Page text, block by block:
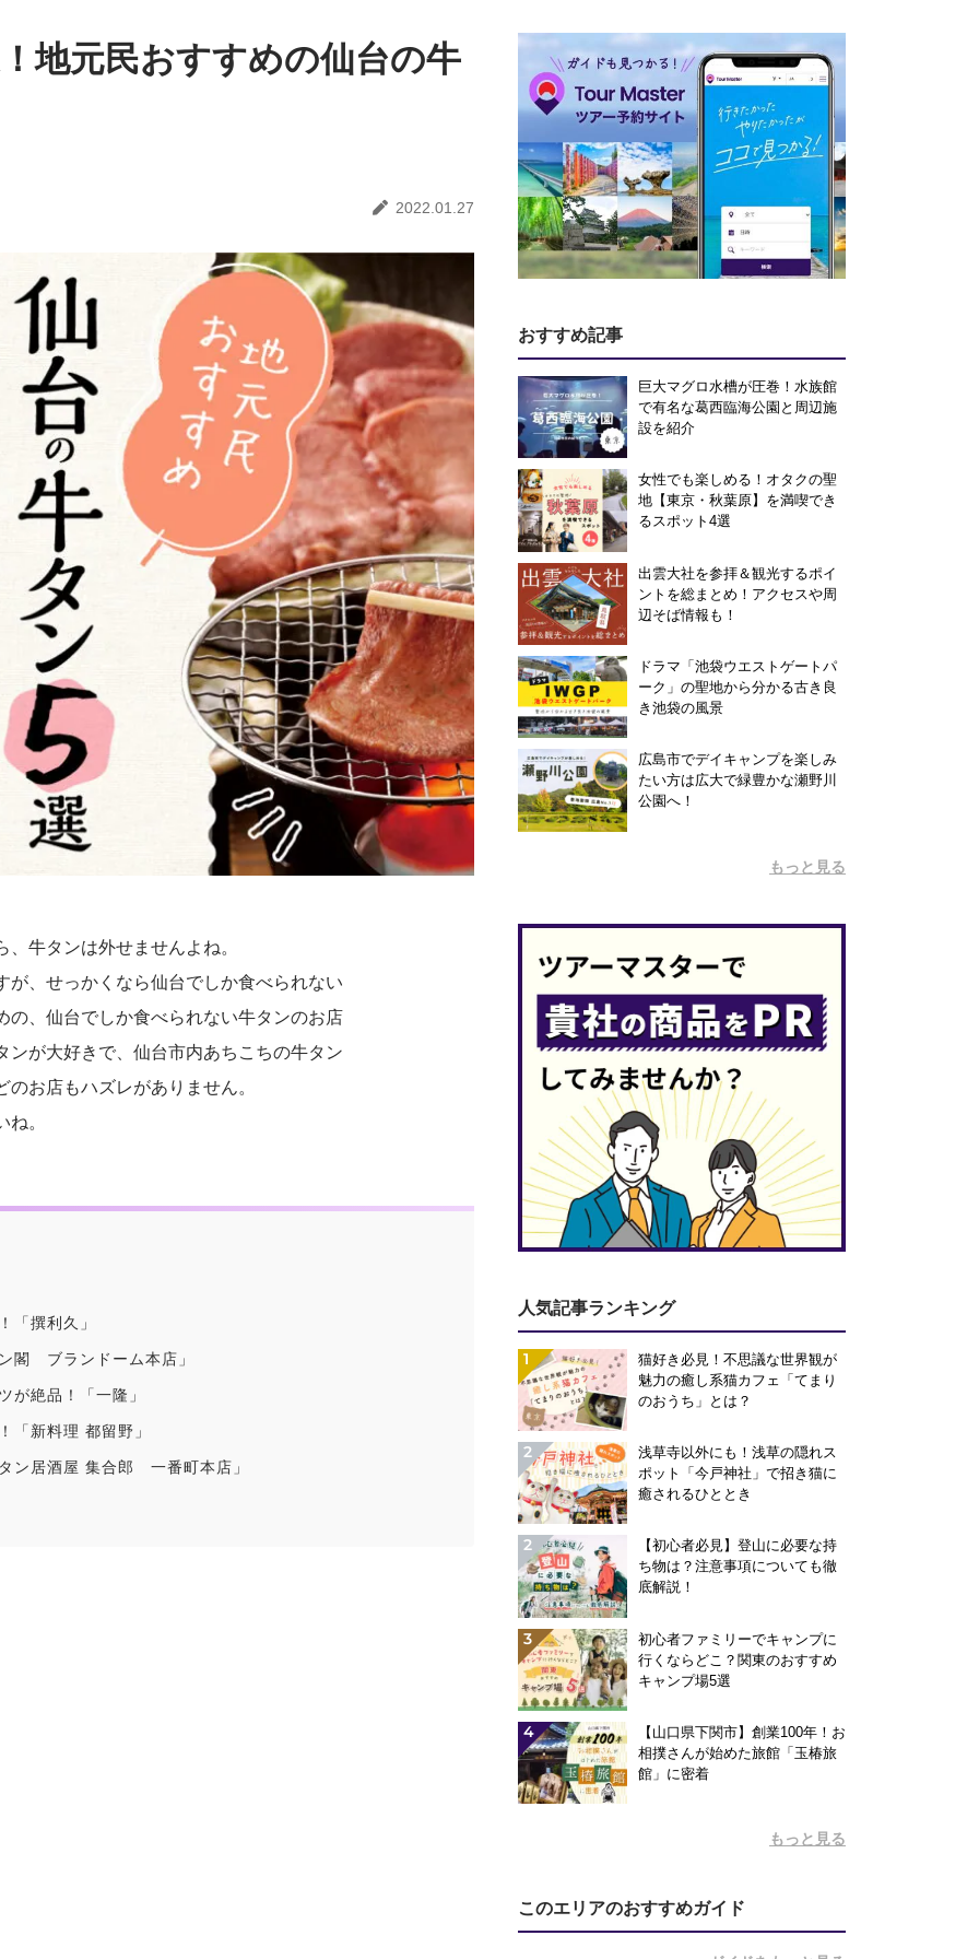
地元民おすすめの仙台の牛
2022.01.27
牛タンは外せませんよね。
、せっかくなら仙台でしか食べられない
の、仙台でしか食べられない牛タンのお店
が大好きで、仙台市内あちこちの牛タン
お店もハズレがありません。
。
「撰利久」
閣 ブランドーム本店」
が絶品！「一隆」
「新料理 都留野」
ン居酒屋 集合郎 一番町本店」
おすすめ記事
巨大マグロ水槽が圧巻！水族館
で有名な葛西臨海公園と周辺施
設を紹介
女性でも楽しめる！オタクの聖
地【東京・秋葉原】を満喫でき
るスポット4選
出雲大社を参拝＆観光するポイ
ントを総まとめ！アクセスや周
辺そば情報も！
ドラマ「池袋ウエストゲートパ
ーク」の聖地から分かる古き良
き池袋の風景
広島市でデイキャンプを楽しみ
たい方は広大で緑豊かな瀬野川
公園へ！
もっと見る
人気記事ランキング
1
猫好き必見！不思議な世界観が
魅力の癒し系猫カフェ「てまり
のおうち」とは？
2
浅草寺以外にも！浅草の隠れス
ポット「今戸神社」で招き猫に
癒されるひととき
2
【初心者必見】登山に必要な持
ち物は？注意事項についても徹
底解説！
3
初心者ファミリーでキャンプに
行くならどこ？関東のおすすめ
キャンプ場5選
4
【山口県下関市】創業100年！お
相撲さんが始めた旅館「玉椿旅
館」に密着
もっと見る
このエリアのおすすめガイド